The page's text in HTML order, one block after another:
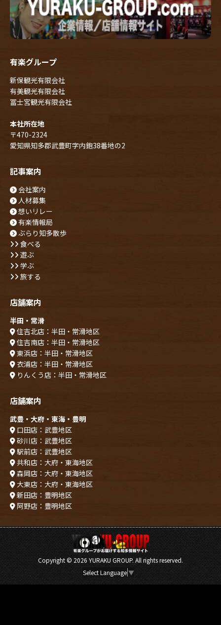
有楽グループ
新保観光有限会社
有美観光有限会社
冨士宮観光有限会社
本社所在地
〒470-2324
愛知県知多郡武豊町字内鉋38番地の2
記事案内
会社案内
人材募集
想いリレー
有楽情報局
ぶらり知多散歩
食べる
遊ぶ
学ぶ
旅する
店舗案内
半田・常滑
住吉北店：半田・常滑地区
住吉南店：半田・常滑地区
東浜店：半田・常滑地区
衣浦店：半田・常滑地区
りんくう店：半田・常滑地区
店舗案内
武豊・大府・東海・豊明
口田店：武豊地区
砂川店：武豊地区
駅前店：武豊地区
共和店：大府・東海地区
森岡店：大府・東海地区
大東店：大府・東海地区
新田店：豊明地区
阿野店：豊明地区
Copyright ©2026 YURAKU GROUP. All rights reserved.
Select Language ▼